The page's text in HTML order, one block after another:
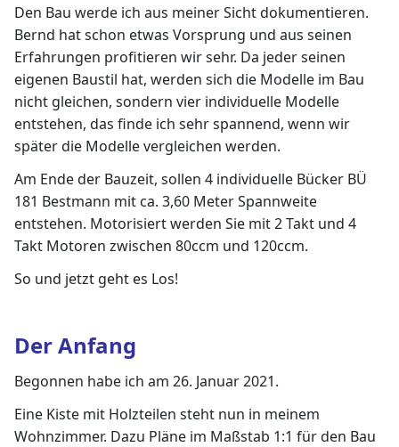
Den Bau werde ich aus meiner Sicht dokumentieren.
Bernd hat schon etwas Vorsprung und aus seinen
Erfahrungen profitieren wir sehr. Da jeder seinen
eigenen Baustil hat, werden sich die Modelle im Bau
nicht gleichen, sondern vier individuelle Modelle
entstehen, das finde ich sehr spannend, wenn wir
später die Modelle vergleichen werden.
Am Ende der Bauzeit, sollen 4 individuelle Bücker BÜ
181 Bestmann mit ca. 3,60 Meter Spannweite
entstehen. Motorisiert werden Sie mit 2 Takt und 4
Takt Motoren zwischen 80ccm und 120ccm.
So und jetzt geht es Los!
Der Anfang
Begonnen habe ich am 26. Januar 2021.
Eine Kiste mit Holzteilen steht nun in meinem
Wohnzimmer. Dazu Pläne im Maßstab 1:1 für den Bau